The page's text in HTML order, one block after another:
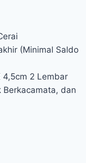
(Minimal Saldo
4,5cm 2 Lembar
Berkacamata, dan